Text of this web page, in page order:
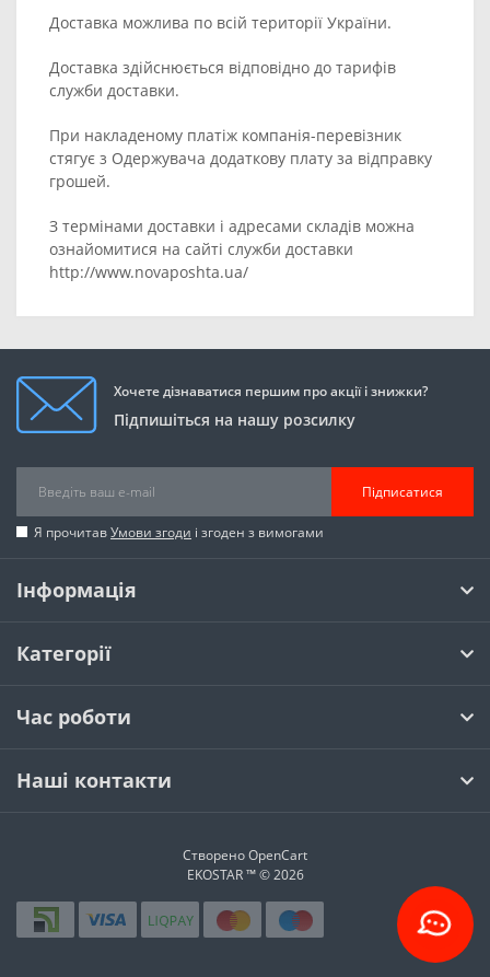
Доставка можлива по всій території України.
Доставка здійснюється відповідно до тарифів
служби доставки.
При накладеному платіж компанія-перевізник
стягує з Одержувача додаткову плату за відправку
грошей.
З термінами доставки і адресами складів можна
ознайомитися на сайті служби доставки
http://www.novaposhta.ua/
Хочете дізнаватися першим про акції і знижки?
Підпишіться на нашу розсилку
Підписатися
Я прочитавУмови згоди і згоден з вимогами
Інформація
Категорії
Час роботи
Наші контакти
СтвореноOpenCart
EKOSTAR ™ © 2026